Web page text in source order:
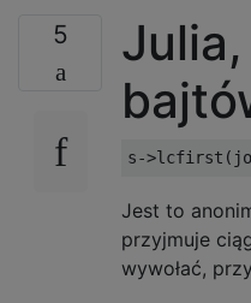
5 Julia,
s->lcfirst (
Jest to
przyjmuje
wywołać,